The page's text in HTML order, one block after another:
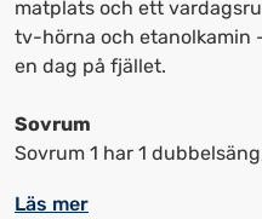
datum
matplats och ett
tv-hörna och etanolkamin
en dag på fjället.
Sovrum
Sovrum 1 har 1
Läs mer